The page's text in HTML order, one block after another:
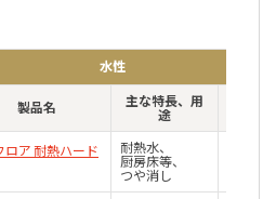
水性
製品名
主な特長、用
途
ロア 耐熱ハード
耐熱水、
厨房床等、
つや消し